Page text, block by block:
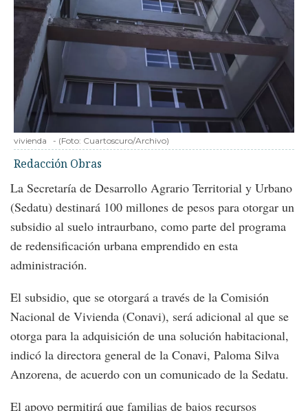
vivienda - (Foto: Cuartoscuro/Archivo)
Redacción Obras
La Secretaría de Desarrollo Agrario Territorial y Urbano
(Sedatu) destinará 100 millones de pesos para otorgar un
subsidio al suelo intraurbano, como parte del programa
de redensificación urbana emprendido en esta
administración.
El subsidio, que se otorgará a través de la Comisión
Nacional de Vivienda (Conavi), será adicional al que se
otorga para la adquisición de una solución habitacional,
indicó la directora general de la Conavi, Paloma Silva
Anzorena, de acuerdo con un comunicado de la Sedatu.
El apoyo permitirá que familias de bajos recursos